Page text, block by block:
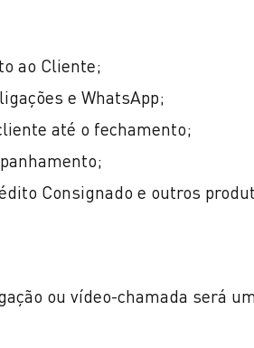
ao Cliente;
e WhatsApp;
até o fechamento;
Consignado e outros
ou vídeo-chamada será um